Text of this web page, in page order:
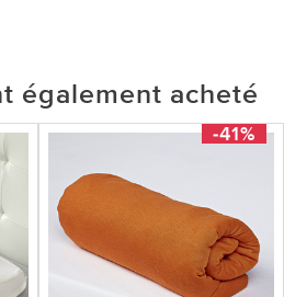
également acheté
-41%